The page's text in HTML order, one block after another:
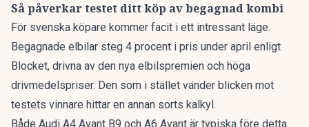
Så påverkar testet ditt köp av begagnad kombi
För svenska köpare kommer facit i ett intressant läge.
Begagnade elbilar steg 4 procent i pris under april enligt
Blocket, drivna av den nya elbilspremien och höga
drivmedelspriser. Den som i stället vänder blicken mot
testets vinnare hittar en annan sorts kalkyl.
Både Audi A4 Avant B9 och A6 Avant är typiska före detta